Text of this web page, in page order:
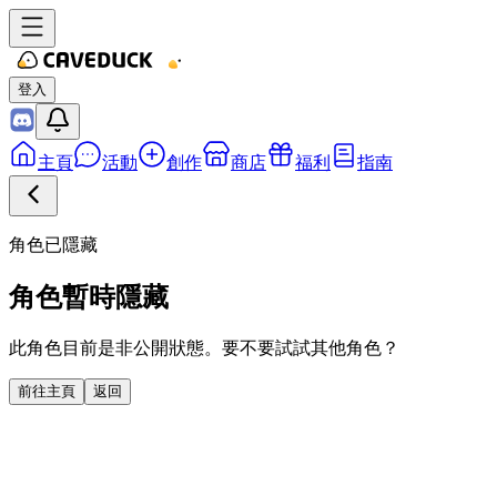
登入
主頁 活動 創作 商店 福利 指南
角色已隱藏
角色暫時隱藏
此角色目前是非公開狀態。要不要試試其他角色？
前往主頁 返回